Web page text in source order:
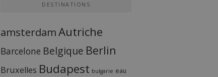
DESTINATIONS
amsterdamAutriche
Barcelone Belgique Berlin
Bruxelles Budapest bulgarie eau